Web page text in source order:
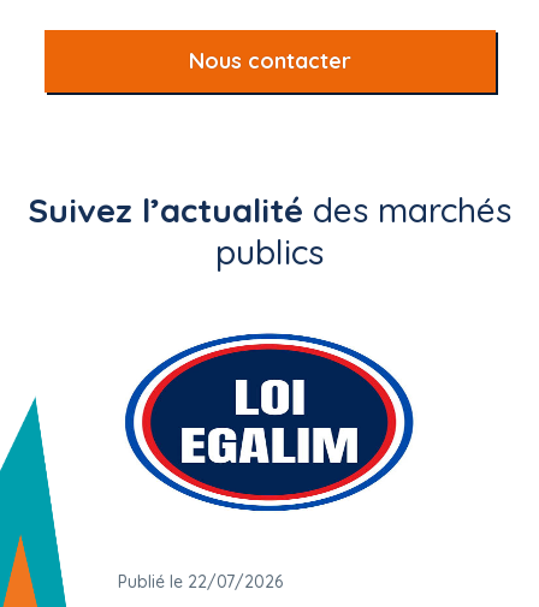
Nous contacter
Suivez l’actualité des marchés
publics
Publié le 22/07/2026